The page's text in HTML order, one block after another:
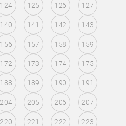
124 125 126 127
140 141 142 143
156 157 158 159
172 173 174 175
188 189 190 191
204 205 206 207
220 221 222 223